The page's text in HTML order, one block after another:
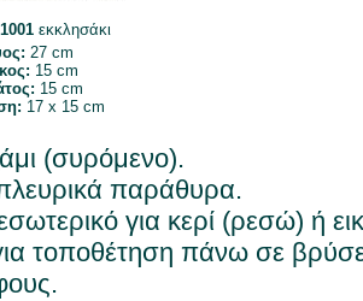
εκκλησάκι
27 cm
15 cm
15 cm
17 x 15 cm
(συρόμενο).
παράθυρα.
για κερί (ρεσώ) ή
τοποθέτηση πάνω σε